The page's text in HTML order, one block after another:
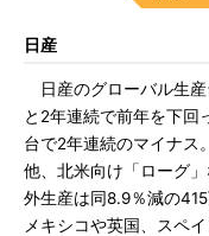
日産
日産のグローバル生
と2年連続で前年を下回
台で2年連続のマイナス
他、北米向け「ローグ
外生産は同8.9％減の
メキシコや英国、スペ